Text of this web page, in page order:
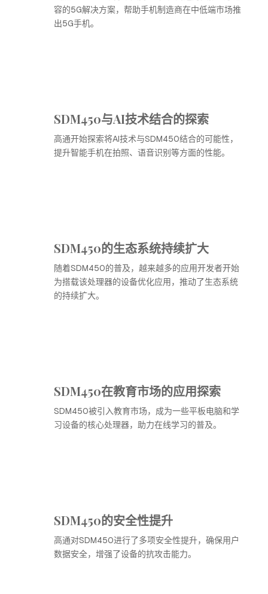
容的5G解决方案，帮助手机制造商在中低端市场推
出5G手机。
SDM450与AI技术结合的探索
高通开始探索将AI技术与SDM450结合的可能性，
提升智能手机在拍照、语音识别等方面的性能。
SDM450的生态系统持续扩大
随着SDM450的普及，越来越多的应用开发者开始
为搭载该处理器的设备优化应用，推动了生态系统
的持续扩大。
SDM450在教育市场的应用探索
SDM450被引入教育市场，成为一些平板电脑和学
习设备的核心处理器，助力在线学习的普及。
SDM450的安全性提升
高通对SDM450进行了多项安全性提升，确保用户
数据安全，增强了设备的抗攻击能力。